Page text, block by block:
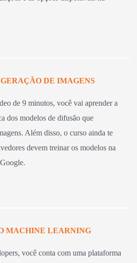
DE IMAGENS
de 9 minutos, você vai aprender a
dos modelos de difusão que
Além disso, o curso ainda te
devem treinar os modelos na
MACHINE LEARNING
você conta com uma plataforma